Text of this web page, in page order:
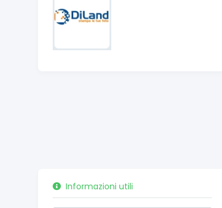
Informazioni utili